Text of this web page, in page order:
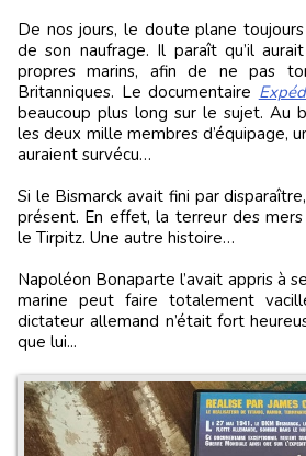
De nos jours, le doute plane
de son naufrage. Il paraît qu’il
propres marins, afin de ne pas
Britanniques. Le documentaire
beaucoup plus long sur le sujet. Au
les deux mille membres d’équipage,
auraient survécu…
Si le Bismarck avait fini par
présent. En effet, la terreur des
le Tirpitz. Une autre histoire…
Napoléon Bonaparte l’avait appris à
marine peut faire totalement
dictateur allemand n’était fort
que lui...